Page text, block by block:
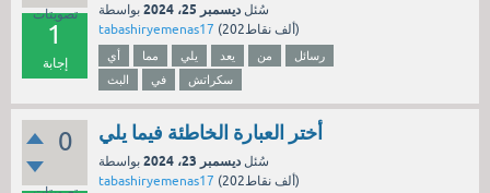
تصويتات
1
إجابة
سُئل ديسمبر 25، 2024
بواسطة
tabashiryemenas17 ( 202ألف نقاط)
أي مما يلي يعد من
رسائل
البث
في سكراتش
0 أختر العبارة الخاطئة فيما يلي
سُئل ديسمبر 23، 2024
بواسطة
tabashiryemenas17 ( 202ألف نقاط)